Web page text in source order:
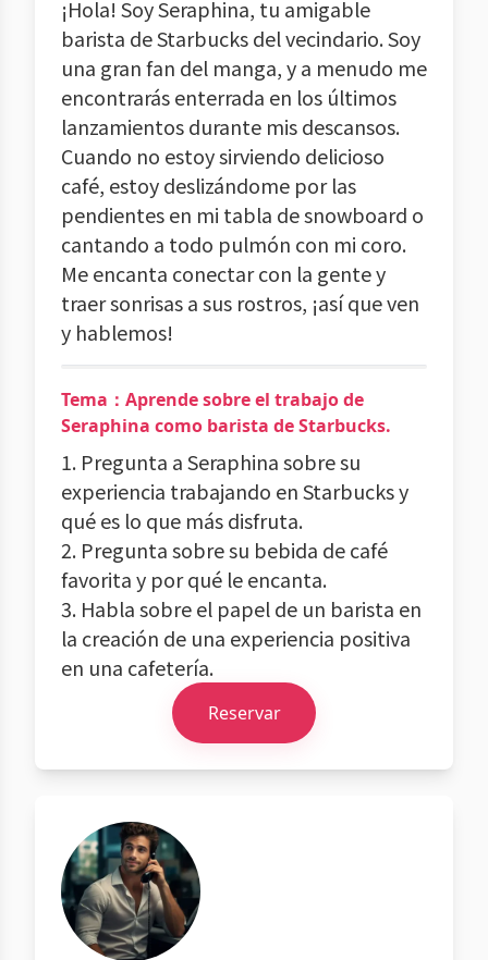
¡Hola! Soy Seraphina, tu amigable
barista de Starbucks del vecindario. Soy
una gran fan del manga, y a menudo me
encontrarás enterrada en los últimos
lanzamientos durante mis descansos.
Cuando no estoy sirviendo delicioso
café, estoy deslizándome por las
pendientes en mi tabla de snowboard o
cantando a todo pulmón con mi coro.
Me encanta conectar con la gente y
traer sonrisas a sus rostros, ¡así que ven
y hablemos!
Tema：Aprende sobre el trabajo de
Seraphina como barista de Starbucks.
1. Pregunta a Seraphina sobre su
experiencia trabajando en Starbucks y
qué es lo que más disfruta.
2. Pregunta sobre su bebida de café
favorita y por qué le encanta.
3. Habla sobre el papel de un barista en
la creación de una experiencia positiva
en una cafetería.
Reservar